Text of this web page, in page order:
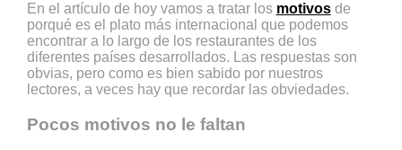
En el artículo de hoy vamos a tratar los motivosde
porqué es el plato más internacional que podemos
encontrar a lo largo de los restaurantes de los
diferentes países desarrollados. Las respuestas son
obvias, pero como es bien sabido por nuestros
lectores, a veces hay que recordar las obviedades.
Pocos motivos no le faltan